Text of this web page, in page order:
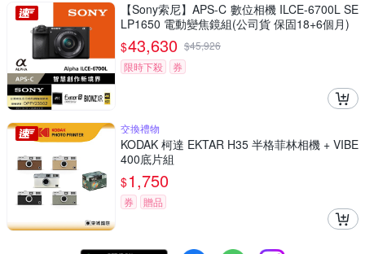
【Sony索尼】APS-C 數位相機 ILCE-6700L SE
LP1650 電動變焦鏡組(公司貨 保固18+6個月)
$43,630 $45,926
限時下殺
券
交換禮物
KODAK 柯達 EKTAR H35 半格菲林相機 + VIBE
400底片組
$1,750
券 贈品